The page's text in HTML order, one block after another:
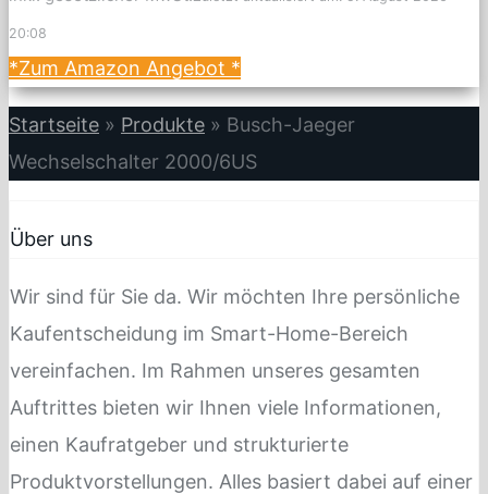
20:08
*Zum Amazon Angebot *
Startseite » Produkte » Busch-Jaeger
Wechselschalter 2000/6US
Über uns
Wir sind für Sie da. Wir möchten Ihre persönliche
Kaufentscheidung im Smart-Home-Bereich
vereinfachen. Im Rahmen unseres gesamten
Auftrittes bieten wir Ihnen viele Informationen,
einen Kaufratgeber und strukturierte
Produktvorstellungen. Alles basiert dabei auf einer